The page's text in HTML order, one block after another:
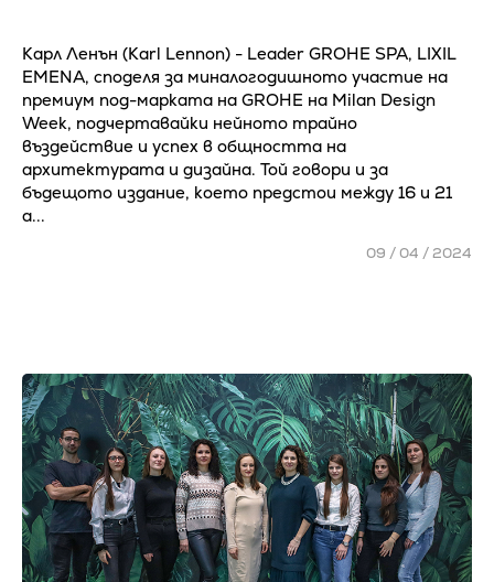
Карл Ленън (Karl Lennon) - Leader GROHE SPA, LIXIL
EMENA, споделя за миналогодишното участие на
премиум под-марката на GROHE на Milan Design
Week, подчертавайки нейното трайно
въздействие и успех в общността на
архитектурата и дизайна. Той говори и за
бъдещото издание, което предстои между 16 и 21
а...
09 / 04 / 2024